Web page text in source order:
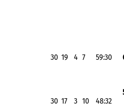
30 19 4 7 59:30
30 17 3 10 48:32